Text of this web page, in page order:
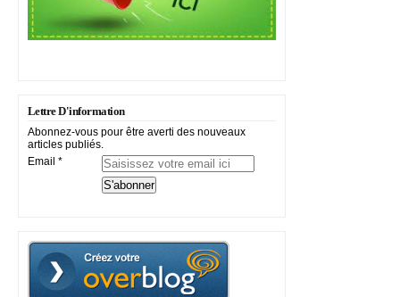
Lettre D'information
Abonnez-vous pour être averti des nouveaux
articles publiés.
Email